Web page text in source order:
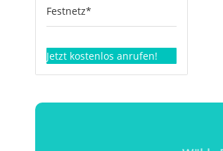
Festnetz*
Jetzt kostenlos anrufen!